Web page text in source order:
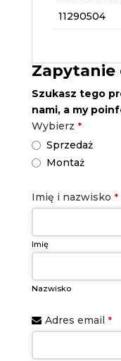
11290504
Zapytanie
Szukasz tego
nami, a my
Wybierz *
Sprzedaż
Montaż
Contact
Email *
Imię i nazwisko *
Imię
Nazwisko
Adres email *